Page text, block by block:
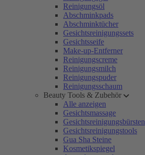
Reinigungsöl
Abschminkpads
Abschminktücher
Gesichtsreinigungssets
Gesichtsseife
Make-up-Entferner
Reinigungscreme
Reinigungsmilch
Reinigungspuder
Reinigungsschaum
Beauty Tools & Zubehör
Alle anzeigen
Gesichtsmassage
Gesichtsreinigungsbürsten
Gesichtsreinigungstools
Gua Sha Steine
Kosmetikspiegel